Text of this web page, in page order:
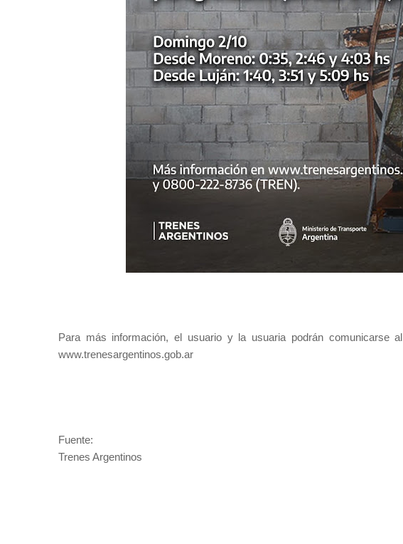
Para más información, el usuario y la usuaria podrán comunicarse
www.trenesargentinos.gob.ar
Fuente:
Trenes Argentinos